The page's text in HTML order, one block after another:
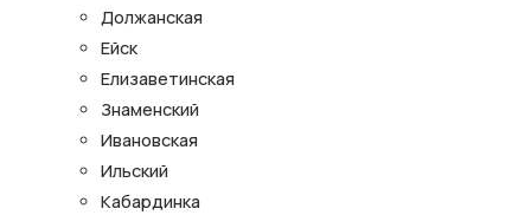
Должанская
Ейск
Елизаветинская
Знаменский
Ивановская
Ильский
Кабардинка